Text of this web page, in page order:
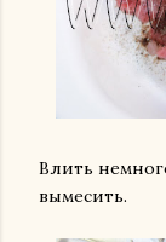
Влить
вымесить.